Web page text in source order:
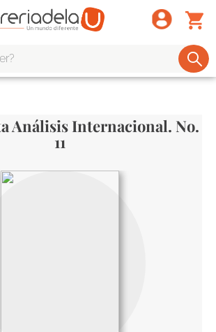
Análisis Internacional. No.
11